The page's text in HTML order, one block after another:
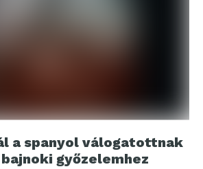
a spanyol válogatottnak
győzelemhez